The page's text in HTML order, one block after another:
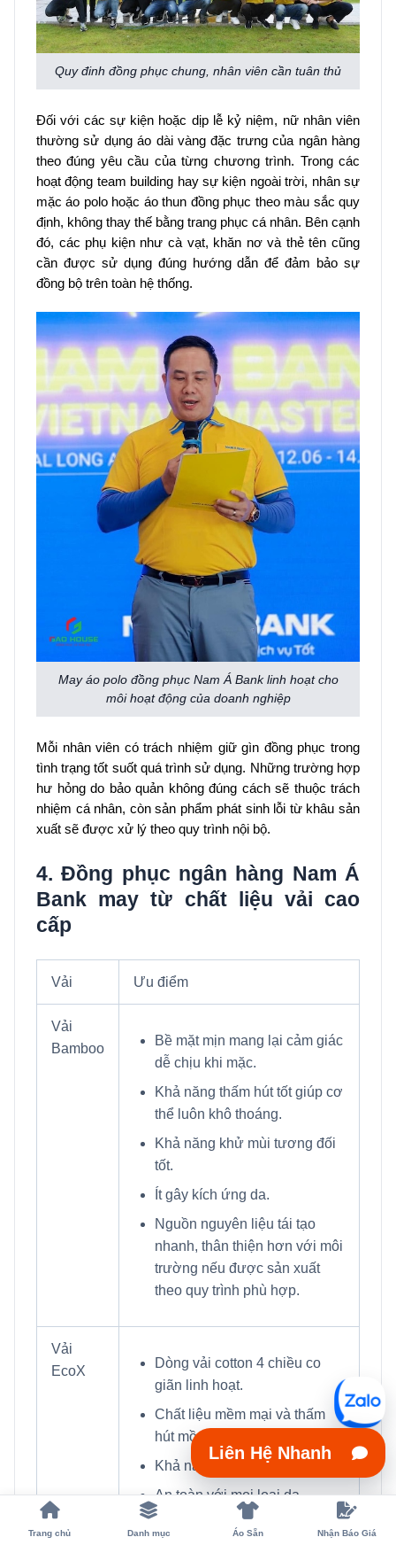
Quy đinh đồng phục chung, nhân viên cần tuân thủ
Đối với các sự kiện hoặc dịp lễ kỷ niệm, nữ nhân viên
thường sử dụng áo dài vàng đặc trưng của ngân hàng
theo đúng yêu cầu của từng chương trình. Trong các
hoạt động team building hay sự kiện ngoài trời, nhân sự
mặc áo polo hoặc áo thun đồng phục theo màu sắc quy
định, không thay thế bằng trang phục cá nhân. Bên cạnh
đó, các phụ kiện như cà vạt, khăn nơ và thẻ tên cũng
cần được sử dụng đúng hướng dẫn để đảm bảo sự
đồng bộ trên toàn hệ thống.
May áo polo đồng phục Nam Á Bank linh hoạt cho
môi hoạt động của doanh nghiệp
Mỗi nhân viên có trách nhiệm giữ gìn đồng phục trong
tình trạng tốt suốt quá trình sử dụng. Những trường hợp
hư hỏng do bảo quản không đúng cách sẽ thuộc trách
nhiệm cá nhân, còn sản phẩm phát sinh lỗi từ khâu sản
xuất sẽ được xử lý theo quy trình nội bộ.
4. Đồng phục ngân hàng Nam Á
Bank may từ chất liệu vải cao
cấp
Vải Ưu điểm
Vải
Bamboo
Bề mặt mịn mang lại cảm giác
dễ chịu khi mặc.
Khả năng thấm hút tốt giúp cơ
thể luôn khô thoáng.
Khả năng khử mùi tương đối
tốt.
Ít gây kích ứng da.
Nguồn nguyên liệu tái tạo
nhanh, thân thiện hơn với môi
trường nếu được sản xuất
theo quy trình phù hợp.
Vải
EcoX
Dòng vải cotton 4 chiều co
giãn linh hoạt.
Chất liệu mềm mại và thấm
hút mồ hôi tốt.
Khả năng khô thoáng nhanh.
An toàn với mọi loại da,
không gây kích ứng.
Trang chủ Danh mục Áo Sẵn Nhận Báo Giá
Liên Hệ Nhanh